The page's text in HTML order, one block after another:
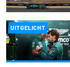
UITGELICHT